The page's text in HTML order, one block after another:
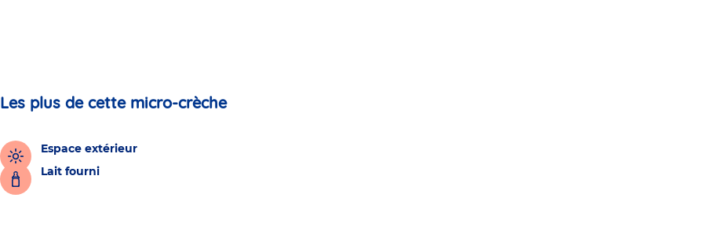
Les plus de cette micro-crèche
Espace extérieur
Lait fourni